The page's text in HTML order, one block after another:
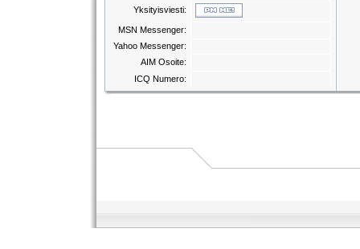
Yksityisviesti:
MSN Messenger:
Yahoo Messenger:
AIM Osoite:
ICQ Numero: